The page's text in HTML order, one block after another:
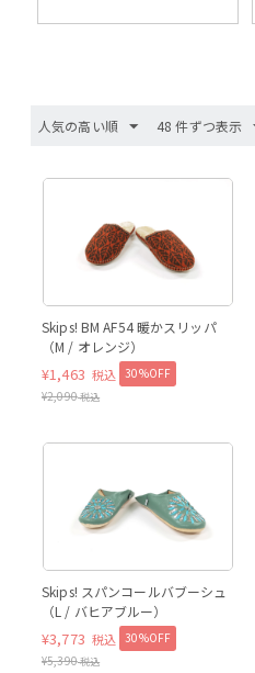
人気の高い順 48 件ずつ表示
Skips! BM AF54 暖かスリッパ
（M / オレンジ）
¥1,463 税込 30%OFF
¥2,090税込
Skips! スパンコールバブーシュ
（L / バヒアブルー）
¥3,773 税込 30%OFF
¥5,390税込